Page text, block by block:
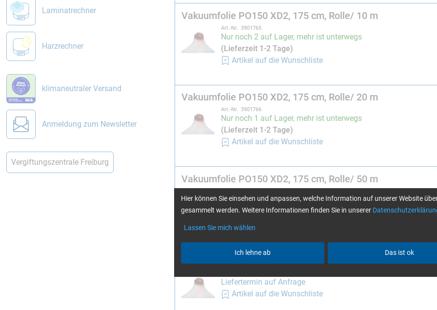
Laminatrechner
Harzrechner
klimaneutraler Versand
Anmeldung zum Newsletter
Vergiftungszentrale Freiburg
Vakuumfolie PO150 XD2, 175 cm, Rolle/ 10 m
Art.-Nr. 3901765
Nur noch 2 auf Lager, mehr ist unterwegs
(Lieferzeit 1-2 Tage)
Artikel auf die Wunschliste
Vakuumfolie PO150 XD2, 175 cm, Rolle/ 20 m
Art.-Nr. 3901766
Nur noch 1 auf Lager, mehr ist unterwegs
(Lieferzeit 1-2 Tage)
Artikel auf die Wunschliste
Vakuumfolie PO150 XD2, 175 cm, Rolle/ 50 m
Nur noch 2 auf Lager, mehr ist unterwegs
(Lieferzeit 1-2 Tage)
Artikel auf die Wunschliste
Vakuumfolie PO150 XD2, 175 cm, Rolle/ 100 m
Liefertermin auf Anfrage
Artikel auf die Wunschliste
Hier können Sie einsehen und anpassen, welche Information auf unserer Website
gesammelt werden. Weitere Informationen finden Sie in unserer
Lassen Sie mich wählen
Ich lehne ab Das ist ok